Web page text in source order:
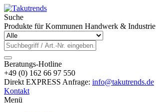
Suche
Produkte für Kommunen Handwerk & Industrie
Beratungs-Hotline
+49 (0) 162 66 97 550
Direkt EXPRESS Anfrage: info@takutrends.de
Kontakt
Menü